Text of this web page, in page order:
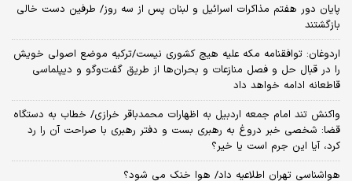
پایان دور هفتم مذاکرات اسرائیل و لبنان پس از سه روز/ طرفین دست خالی
بازگشتند
اردوغان: توافقنامه مکه علیه هیچ کشوری نیست/ترکیه موضع اصولی خویش
را در قبال حل و فصل منازعات و بحران‌ها از طریق گفت‌وگو و دیپلماسی
قاطعانه ادامه خواهد داد
واکنش تند امام جمعه اردبیل به اظهارات محمدباقر خرازی/ خطاب به دستگاه
قضا: شخصی خبر دروغ به رهبری بست و دفتر رهبری با صراحت آن را رد
کرد، آیا این جرم است یا خیر؟
هواشناسی تهران اطلاعیه داد/ هوا خنک می شود؟